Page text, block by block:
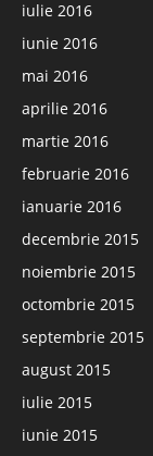
iulie 2016
iunie 2016
mai 2016
aprilie 2016
martie 2016
februarie 2016
ianuarie 2016
decembrie 2015
noiembrie 2015
octombrie 2015
septembrie 2015
august 2015
iulie 2015
iunie 2015